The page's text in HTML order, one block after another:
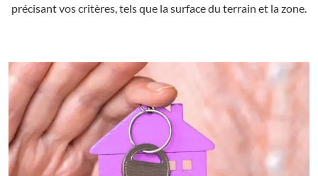
précisant vos critères, tels que la surface du terrain et la zone.